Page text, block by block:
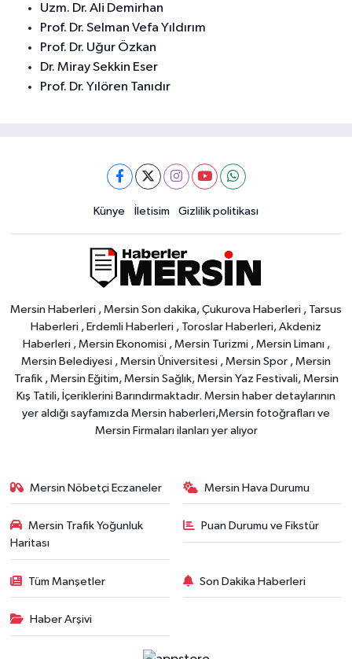
Uzm. Dr. Ali Demirhan
Prof. Dr. Selman Vefa Yıldırım
Prof. Dr. Uğur Özkan
Dr. Miray Sekkin Eser
Prof. Dr. Yılören Tanıdır
Künye İletisim Gizlilik politikası
Mersin Haberleri , Mersin Son dakika, Çukurova Haberleri , Tarsus
Haberleri , Erdemli Haberleri , Toroslar Haberleri, Akdeniz
Haberleri , Mersin Ekonomisi , Mersin Turizmi , Mersin Limanı ,
Mersin Belediyesi , Mersin Üniversitesi , Mersin Spor , Mersin
Trafik , Mersin Eğitim, Mersin Sağlık, Mersin Yaz Festivali, Mersin
Kış Tatili, İçeriklerini Barındırmaktadır. Mersin haber detaylarının
yer aldığı sayfamızda Mersin haberleri,Mersin fotoğrafları ve
Mersin Firmaları ilanları yer alıyor
Mersin Nöbetçi Eczaneler Mersin Hava Durumu
Mersin Trafik Yoğunluk
Haritası
Puan Durumu ve Fikstür
Tüm Manşetler Son Dakika Haberleri
Haber Arşivi